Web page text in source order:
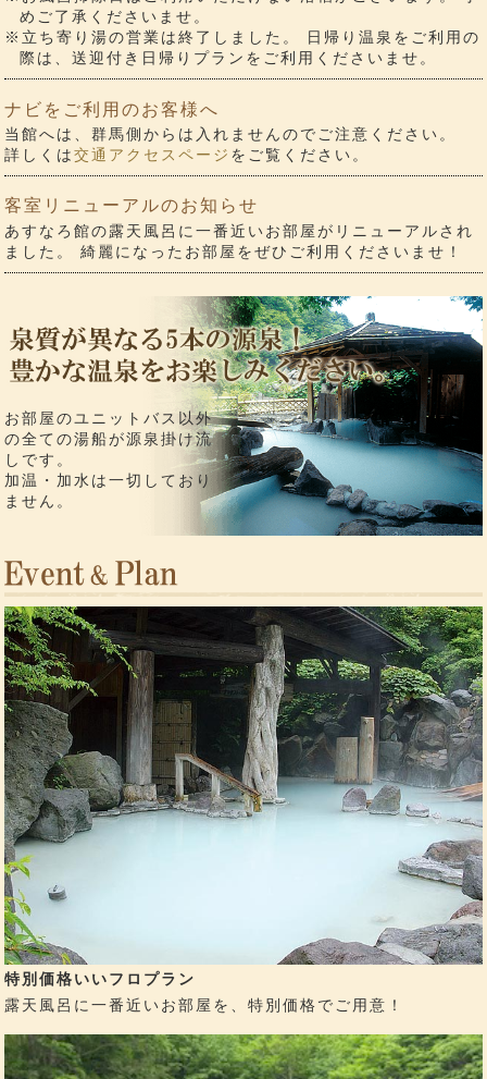
めご了承くださいませ。
※立ち寄り湯の営業は終了しました。 日帰り温泉をご利用の
際は、送迎付き日帰りプランをご利用くださいませ。
ナビをご利用のお客様へ
当館へは、群馬側からは入れませんのでご注意ください。
詳しくは交通アクセスページ をご覧ください。
客室リニューアルのお知らせ
あすなろ館の露天風呂に一番近いお部屋がリニューアルされ
ました。 綺麗になったお部屋をぜひご利用くださいませ！
お部屋のユニットバス以外
の全ての湯船が源泉掛け流
しです。
加温・加水は一切しており
ません。
特別価格いいフロプラン
露天風呂に一番近いお部屋を、特別価格でご用意！